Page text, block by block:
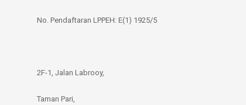
No. Pendaftaran LPPEH: E(1) 1925/5
2F-1, Jalan Labrooy,
Taman Pari,